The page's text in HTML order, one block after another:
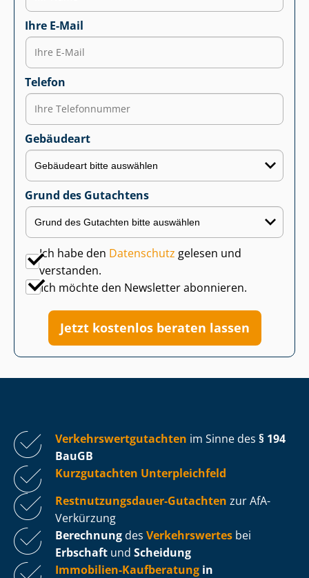
Ihre E-Mail
Telefon
Gebäudeart
Grund des Gutachtens
Ich habe den Datenschutz gelesen und
verstanden.
Ich möchte den Newsletter abonnieren.
Jetzt kostenlos beraten lassen
Ver­kehrs­wert­gut­ach­ten im Sinne des § 194
BauGB
Kurzgutachten Unterpleichfeld
Rest­nut­zungs­dau­er-Gutachten zur AfA-
Verkürzung
Berechnung des Verkehrswertes bei
Erbschaft und Scheidung
Immobilien-Kaufberatung in